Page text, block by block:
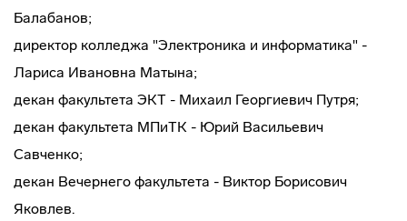
Балабанов;
директор колледжа "Электроника и информатика" -
Лариса Ивановна Матына;
декан факультета ЭКТ - Михаил Георгиевич Путря;
декан факультета МПиТК - Юрий Васильевич
Савченко;
декан Вечернего факультета - Виктор Борисович
Яковлев.